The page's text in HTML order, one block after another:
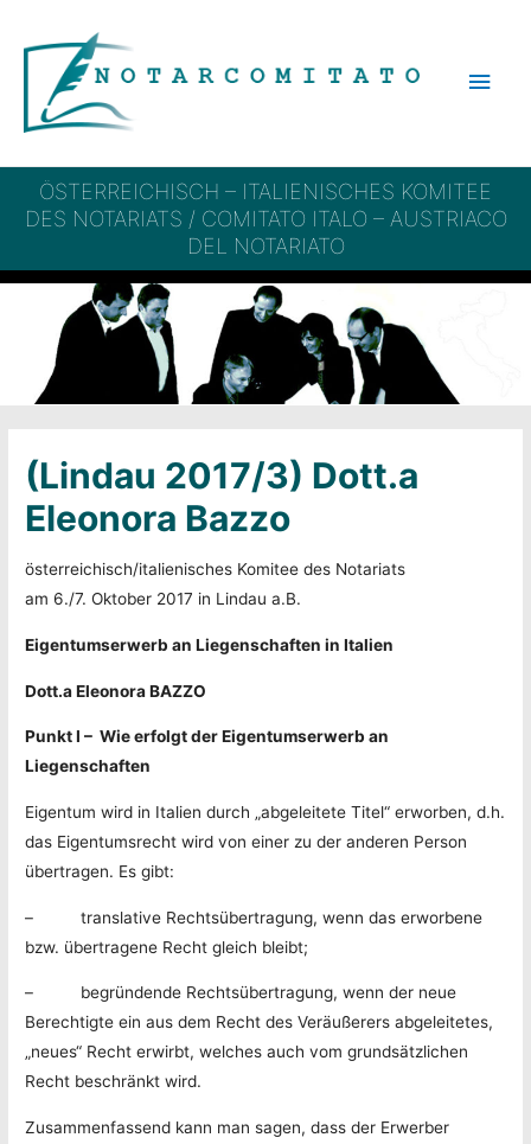
Inhalt
springen
ÖSTERREICHISCH – ITALIENISCHES KOMITEE
DES NOTARIATS / COMITATO ITALO – AUSTRIACO
DEL NOTARIATO
(Lindau 2017/3) Dott.a
Eleonora Bazzo
österreichisch/italienisches Komitee des Notariats
am 6./7. Oktober 2017 in Lindau a.B.
Eigentumserwerb an Liegenschaften in Italien
Dott.a Eleonora BAZZO
Punkt I – Wie erfolgt der Eigentumserwerb an
Liegenschaften
Eigentum wird in Italien durch „abgeleitete Titel“ erworben, d.h.
das Eigentumsrecht wird von einer zu der anderen Person
übertragen. Es gibt:
– translative Rechtsübertragung, wenn das erworbene
bzw. übertragene Recht gleich bleibt;
– begründende Rechtsübertragung, wenn der neue
Berechtigte ein aus dem Recht des Veräußerers abgeleitetes,
„neues“ Recht erwirbt, welches auch vom grundsätzlichen
Recht beschränkt wird.
Zusammenfassend kann man sagen, dass der Erwerber